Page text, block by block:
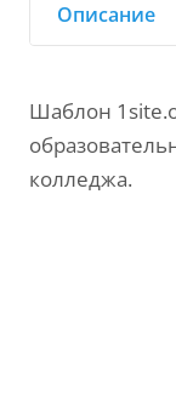
Описание
Шаблон
колледжа.